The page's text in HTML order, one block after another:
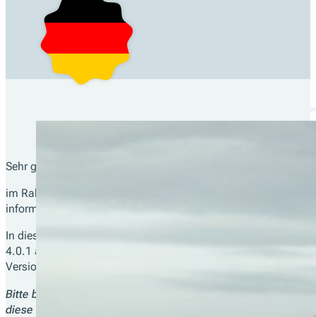
Sehr geehrte Kassenhersteller*innen,
im Rahmen unserer Partnerschaft möchten wir Sie nochmals
informieren, die ab der SCU Version 1.3.31 umgesetzt wird.
In dieser Version haben wir den Fiskal Cloud Connector, der
4.0.1 aktualisiert. Das Middleware-Verhalten wurde hierbei
Version 1.3.31 und dem Neustart des Dienstes automatisch
Bitte beachten Sie, dass die Version 4.0.1 des FCC die
diese Version (oder höher) bis spätestens 31.07.2022